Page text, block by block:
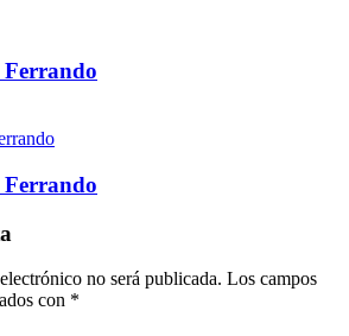
Ferrando
Ferrando
no será publicada. Los campos
con *